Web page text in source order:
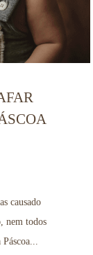
causado
nem todos